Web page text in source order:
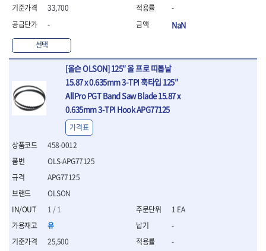
- 절연아답타
- 기타
- 방폭연결대
- 방폭옵셋렌치
- 방폭니퍼
- 방폭펜치
- 방폭플라이어
- 방폭가위
- 방폭렌치
- 방폭스패너
- 방폭비트소켓
- 방폭T렌치
- 방폭드라이버
- 방폭펀치
- 절연포지비트소켓
철공공구
- 볼트커터
- 핸드볼트커터
33,700
-
선택
-
NaN
[올슨 OLSON] 125″ 올 프로 띠톱날
15.87 x 0.635mm 3-TPI 훅타입 125″
AllPro PGT Band Saw Blade 15.87 x
0.635mm 3-TPI Hook APG77125
458-0012
OLSON
1 / 1
유
25,500
OLS-APG77125
APG77125
가격표
1 EA
-
-